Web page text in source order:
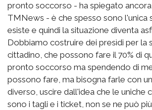
pronto soccorso - ha spiegato
TMNews - è che spesso sono l'unica
esiste e quindi la situazione diventa
Dobbiamo costruire dei presìdi per la
cittadino, che possono fare il 70% di
pronto soccorso ma spendendo di
possono fare, ma bisogna farle con
diverso, uscire dall'idea che le uniche
sono i tagli e i ticket, non se ne può